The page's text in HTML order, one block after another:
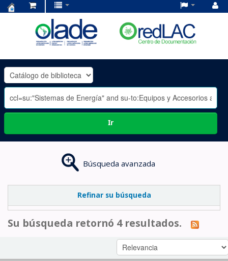
OLADE
-
Ir
Búsqueda avanzada
Refinar su búsqueda
Su búsqueda retornó 4 resultados.